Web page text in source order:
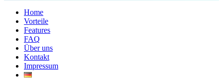
Close
Menu
Home
Vorteile
Features
FAQ
Über uns
Kontakt
Impressum